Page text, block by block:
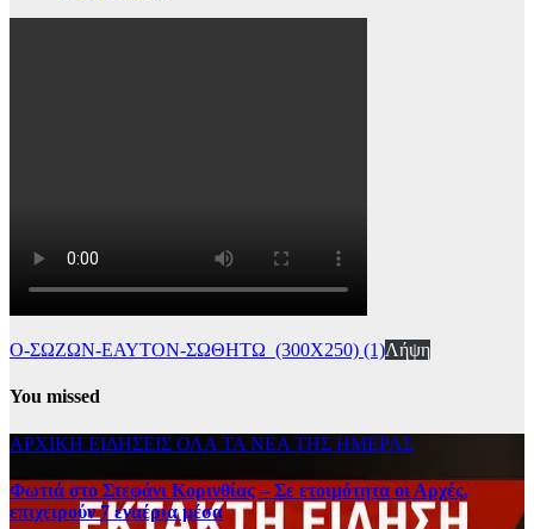
Ο-ΣΩΖΩΝ-ΕΑΥΤΟΝ-ΣΩΘΗΤΩ_(300Χ250) (1)Λήψη
You missed
ΑΡΧΙΚΗ ΕΙΔΗΣΕΙΣ ΟΛΑ ΤΑ ΝΕΑ ΤΗΣ ΗΜΕΡΑΣ
Φωτιά στο Στεφάνι Κορινθίας – Σε ετοιμότητα οι Αρχές,
επιχειρούν 7 εναέρια μέσα